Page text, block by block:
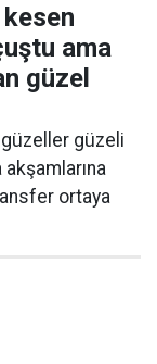
kesen
ama
güzel
güzeller güzeli
akşamlarına
ortaya